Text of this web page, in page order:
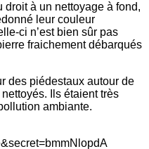
droit à un nettoyage à fond,
leur couleur
ci n’est bien sûr pas
fraichement débarqués
des piédestaux autour de
Ils étaient très
ambiante.